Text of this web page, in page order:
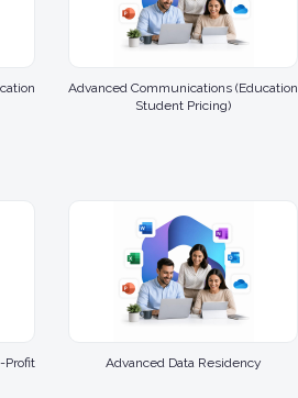
Advanced Communications (Education
Student Pricing)
Profit
Advanced Data Residency